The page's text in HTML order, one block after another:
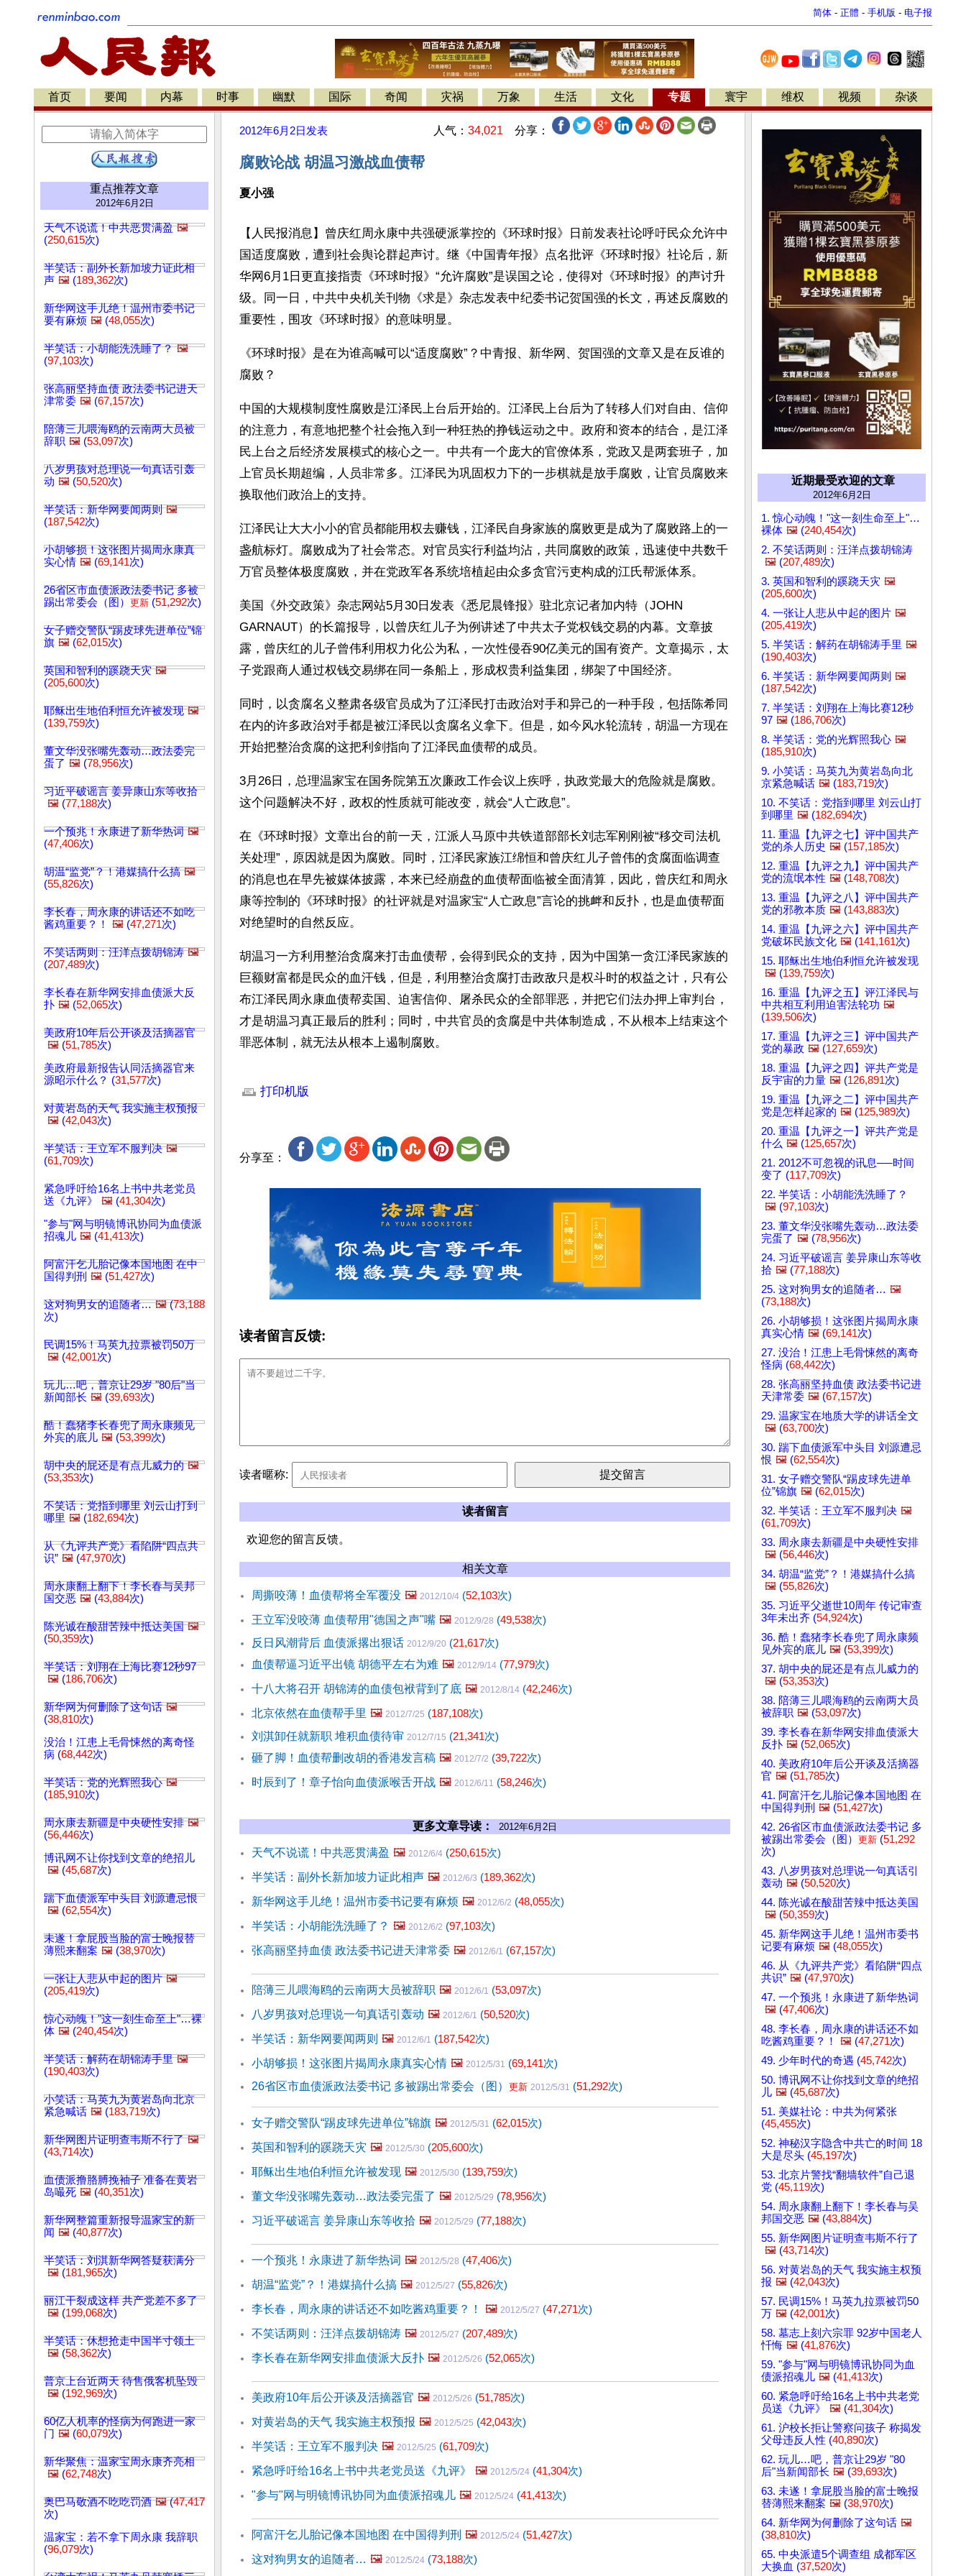
简体 - 正體 - 手机版 - 电子报
首页 要闻 内幕 时事 幽默 国际 奇闻 灾祸 万象 生活 文化 专题 寰宇 维权 视频 杂谈
重点推荐文章
2012年6月2日
天气不说谎！中共恶贯满盈 🖼️
(250,615次)
半笑话：副外长新加坡力证此相
声 🖼️ (189,362次)
新华网这手儿绝！温州市委书记
要有麻烦 🖼️ (48,055次)
半笑话：小胡能洗洗睡了？ 🖼️
(97,103次)
张高丽坚持血债 政法委书记进天
津常委 🖼️ (67,157次)
陪薄三儿喂海鸥的云南两大员被
辞职 🖼️ (53,097次)
八岁男孩对总理说一句真话引轰
动 🖼️ (50,520次)
半笑话：新华网要闻两则 🖼️
(187,542次)
小胡够损！这张图片揭周永康真
实心情 🖼️ (69,141次)
26省区市血债派政法委书记 多被
踢出常委会（图） 更新 (51,292次)
女子赠交警队“踢皮球先进单位”锦
旗 🖼️ (62,015次)
英国和智利的蹊跷天灾 🖼️
(205,600次)
耶稣出生地伯利恒允许被发现 🖼️
(139,759次)
董文华没张嘴先轰动…政法委完
蛋了 🖼️ (78,956次)
习近平破谣言 姜异康山东等收拾
🖼️ (77,188次)
一个预兆！永康进了新华热词 🖼️
(47,406次)
胡温“监党”？！港媒搞什么搞 🖼️
(55,826次)
李长春，周永康的讲话还不如吃
酱鸡重要？！
🖼️ (47,271次)
不笑话两则：汪洋点拨胡锦涛 🖼️
(207,489次)
李长春在新华网安排血债派大反
扑 🖼️ (52,065次)
美政府10年后公开谈及活摘器官
🖼️ (51,785次)
美政府最新报告认同活摘器官来
源昭示什么？ (31,577次)
对黄岩岛的天气 我实施主权预报
🖼️ (42,043次)
半笑话：王立军不服判决 🖼️
(61,709次)
紧急呼吁给16名上书中共老党员
送《九评》
🖼️ (41,304次)
"参与"网与明镜博讯协同为血债派
招魂儿 🖼️ (41,413次)
阿富汗乞儿胎记像本国地图 在中
国得判刑 🖼️ (51,427次)
这对狗男女的追随者… 🖼️(73,188
次)
民调15%！马英九拉票被罚50万
🖼️ (42,001次)
玩儿…吧，普京让29岁 "80后"当
新闻部长 🖼️ (39,693次)
酷！蠢猪李长春兜了周永康频见
外宾的底儿 🖼️ (53,399次)
胡中央的屁还是有点儿威力的 🖼️
(53,353次)
不笑话：党指到哪里 刘云山打到
哪里 🖼️ (182,694次)
从《九评共产党》看陷阱“四点共
识” 🖼️ (47,970次)
周永康翻上翻下！李长春与吴邦
国交恶 🖼️ (43,884次)
陈光诚在酸甜苦辣中抵达美国 🖼️
(50,359次)
半笑话：刘翔在上海比赛12秒97
🖼️ (186,706次)
新华网为何删除了这句话 🖼️
(38,810次)
没治！江患上毛骨悚然的离奇怪
病 (68,442次)
半笑话：党的光辉照我心 🖼️
(185,910次)
周永康去新疆是中央硬性安排 🖼️
(56,446次)
博讯网不让你找到文章的绝招儿
🖼️ (45,687次)
踹下血债派军中头目 刘源遭忌恨
🖼️ (62,554次)
未遂！拿屁股当脸的富士晚报替
薄熙来翻案 🖼️ (38,970次)
一张让人悲从中起的图片 🖼️
(205,419次)
惊心动魄！"这一刻生命至上"…裸
体 🖼️ (240,454次)
半笑话：解药在胡锦涛手里 🖼️
(190,403次)
小笑话：马英九为黄岩岛向北京
紧急喊话 🖼️ (183,719次)
新华网图片证明查韦斯不行了 🖼️
(43,714次)
血债派撸胳膊挽袖子 准备在黄岩
岛嘬死 🖼️ (40,351次)
新华网整篇重新报导温家宝的新
闻 🖼️ (40,877次)
半笑话：刘淇新华网答疑获满分
🖼️ (181,965次)
丽江干裂成这样 共产党差不多了
🖼️ (199,068次)
半笑话：休想抢走中国半寸领土
🖼️ (58,362次)
普京上台近两天 待售俄客机坠毁
🖼️ (192,969次)
60亿人机率的怪病为何跑进一家
门 🖼️ (60,079次)
新华聚焦：温家宝周永康齐亮相
🖼️ (62,748次)
奥巴马敬酒不吃吃罚酒 🖼️(47,417
次)
温家宝：若不拿下周永康 我辞职
(96,079次)
2012年6月2日 发表 人气： 34,021 分享：
腐败论战 胡温习激战血债帮
夏小强
【人民报消息】曾庆红周永康中共强硬派掌控的《环球时报》日前发表社论呼吁民众允许中
国适度腐败，遭到社会舆论群起声讨。继《中国青年报》点名批评《环球时报》社论后，新
华网6月1日更直接指责《环球时报》“允许腐败”是误国之论，使得对《环球时报》的声讨升
级。同一日，中共中央机关刊物《求是》杂志发表中纪委书记贺国强的长文，再述反腐败的
重要性，围攻《环球时报》的意味明显。
《环球时报》是在为谁高喊可以“适度腐败”？中青报、新华网、贺国强的文章又是在反谁的
腐败？
中国的大规模制度性腐败是江泽民上台后开始的。江泽民上台后为了转移人们对自由、信仰
的注意力，有意地把整个社会拖入到一种狂热的挣钱运动之中。政府和资本的结合，是江泽
民上台之后经济发展模式的核心之一。中共有一个庞大的官僚体系，党政又是两套班子，加
上官员长期超编，人员非常多。江泽民为巩固权力下的一步棋就是放手腐败，让官员腐败来
换取他们政治上的支持。
江泽民让大大小小的官员都能用权去赚钱，江泽民自身家族的腐败更是成为了腐败路上的一
盏航标灯。腐败成为了社会常态。对官员实行利益均沾，共同腐败的政策，迅速使中共数千
万官员整体极度腐败，并在党政军各系统培植起由众多贪官污吏构成的江氏帮派体系。
美国《外交政策》杂志网站5月30日发表《悉尼晨锋报》驻北京记者加内特（JOHN
GARNAUT）的长篇报导，以曾庆红儿子为例讲述了中共太子党权钱交易的内幕。文章披
露，曾庆红的儿子曾伟利用权力化公为私，一次性侵吞90亿美元的国有资产。文章揭示，太
子党跟商人通过权钱交易绑在同一条船上，形成权贵利益集团，绑架了中国经济。
同时，以贪腐名义整肃各级官员成为了江泽民打击政治对手和异己的一种手段，包括陈希同
在内的许多政治对手都是被江泽民以贪腐名义拿下。但是，如今风水轮流转，胡温一方现在
开始把整治贪腐的这把利剑指向了江泽民血债帮的成员。
3月26日，总理温家宝在国务院第五次廉政工作会议上疾呼，执政党最大的危险就是腐败。
这个问题解决不好，政权的性质就可能改变，就会“人亡政息”。
在《环球时报》文章出台的前一天，江派人马原中共铁道部部长刘志军刚刚被“移交司法机
关处理”，原因就是因为腐败。同时，江泽民家族江绵恒和曾庆红儿子曾伟的贪腐面临调查
的消息也在早先被媒体披露，本来已经崩盘的血债帮面临被全面清算，因此，曾庆红和周永
康等控制的《环球时报》的社评就是对温家宝“人亡政息”言论的挑衅和反扑，也是血债帮面
对绝望时的自然反应。
胡温习一方利用整治贪腐来打击血债帮，会得到民众的支持，因为中国第一贪江泽民家族的
巨额财富都是民众的血汗钱，但是，利用整治贪腐打击政敌只是权斗时的权益之计，只有公
布江泽民周永康血债帮卖国、迫害信仰、屠杀民众的全部罪恶，并把它们法办押上审判台，
才是胡温习真正最后的胜利；同时，中共官员的贪腐是中共体制造成，不从根本上结束这个
罪恶体制，就无法从根本上遏制腐败。
打印机版
分享至：
读者留言反馈:
读者暱称:
读者留言
欢迎您的留言反馈。
相关文章
周撕咬薄！血债帮将全军覆没 🖼️ 2012/10/4 (52,103次)
王立军没咬薄 血债帮用"德国之声"嘴 🖼️ 2012/9/28 (49,538次)
反日风潮背后 血债派撂出狠话 2012/9/20 (21,617次)
血债帮逼习近平出镜 胡德平左右为难 🖼️ 2012/9/14 (77,979次)
十八大将召开 胡锦涛的血债包袱背到了底 🖼️ 2012/8/14 (42,246次)
北京依然在血债帮手里 🖼️ 2012/7/25 (187,108次)
刘淇卸任就新职 堆积血债待审 2012/7/15 (21,341次)
砸了脚！血债帮删改胡的香港发言稿 🖼️ 2012/7/2 (39,722次)
时辰到了！章子怡向血债派喉舌开战 🖼️ 2012/6/11 (58,246次)
更多文章导读： 2012年6月2日
天气不说谎！中共恶贯满盈 🖼️ 2012/6/4 (250,615次)
半笑话：副外长新加坡力证此相声 🖼️ 2012/6/3 (189,362次)
新华网这手儿绝！温州市委书记要有麻烦 🖼️ 2012/6/2 (48,055次)
半笑话：小胡能洗洗睡了？ 🖼️ 2012/6/2 (97,103次)
张高丽坚持血债 政法委书记进天津常委 🖼️ 2012/6/1 (67,157次)
陪薄三儿喂海鸥的云南两大员被辞职 🖼️ 2012/6/1 (53,097次)
八岁男孩对总理说一句真话引轰动 🖼️ 2012/6/1 (50,520次)
半笑话：新华网要闻两则 🖼️ 2012/6/1 (187,542次)
小胡够损！这张图片揭周永康真实心情 🖼️ 2012/5/31 (69,141次)
26省区市血债派政法委书记 多被踢出常委会（图） 更新 2012/5/31 (51,292次)
女子赠交警队“踢皮球先进单位”锦旗 🖼️ 2012/5/31 (62,015次)
英国和智利的蹊跷天灾 🖼️ 2012/5/30 (205,600次)
耶稣出生地伯利恒允许被发现 🖼️ 2012/5/30 (139,759次)
董文华没张嘴先轰动…政法委完蛋了 🖼️ 2012/5/29 (78,956次)
习近平破谣言 姜异康山东等收拾 🖼️ 2012/5/29 (77,188次)
一个预兆！永康进了新华热词 🖼️ 2012/5/28 (47,406次)
胡温“监党”？！港媒搞什么搞 🖼️ 2012/5/27 (55,826次)
李长春，周永康的讲话还不如吃酱鸡重要？！
🖼️ 2012/5/27 (47,271次)
不笑话两则：汪洋点拨胡锦涛 🖼️ 2012/5/27 (207,489次)
李长春在新华网安排血债派大反扑 🖼️ 2012/5/26 (52,065次)
美政府10年后公开谈及活摘器官 🖼️ 2012/5/26 (51,785次)
对黄岩岛的天气 我实施主权预报 🖼️ 2012/5/25 (42,043次)
半笑话：王立军不服判决 🖼️ 2012/5/25 (61,709次)
紧急呼吁给16名上书中共老党员送《九评》
🖼️ 2012/5/24 (41,304次)
"参与"网与明镜博讯协同为血债派招魂儿 🖼️ 2012/5/24 (41,413次)
阿富汗乞儿胎记像本国地图 在中国得判刑 🖼️ 2012/5/24 (51,427次)
这对狗男女的追随者… 🖼️ 2012/5/24 (73,188次)
近期最受欢迎的文章
2012年6月2日
1. 惊心动魄！"这一刻生命至上"…
裸体 🖼️ (240,454次)
2. 不笑话两则：汪洋点拨胡锦涛
🖼️ (207,489次)
3. 英国和智利的蹊跷天灾 🖼️
(205,600次)
4. 一张让人悲从中起的图片 🖼️
(205,419次)
5. 半笑话：解药在胡锦涛手里 🖼️
(190,403次)
6. 半笑话：新华网要闻两则 🖼️
(187,542次)
7. 半笑话：刘翔在上海比赛12秒
97 🖼️ (186,706次)
8. 半笑话：党的光辉照我心 🖼️
(185,910次)
9. 小笑话：马英九为黄岩岛向北
京紧急喊话 🖼️ (183,719次)
10. 不笑话：党指到哪里 刘云山打
到哪里 🖼️ (182,694次)
11. 重温【九评之七】评中国共产
党的杀人历史 🖼️ (157,185次)
12. 重温【九评之九】评中国共产
党的流氓本性 🖼️ (148,708次)
13. 重温【九评之八】评中国共产
党的邪教本质 🖼️ (143,883次)
14. 重温【九评之六】评中国共产
党破坏民族文化 🖼️ (141,161次)
15. 耶稣出生地伯利恒允许被发现
🖼️ (139,759次)
16. 重温【九评之五】评江泽民与
中共相互利用迫害法轮功 🖼️
(139,506次)
17. 重温【九评之三】评中国共产
党的暴政 🖼️ (127,659次)
18. 重温【九评之四】评共产党是
反宇宙的力量 🖼️ (126,891次)
19. 重温【九评之二】评中国共产
党是怎样起家的 🖼️ (125,989次)
20. 重温【九评之一】评共产党是
什么 🖼️ (125,657次)
21. 2012不可忽视的讯息──时间
变了 (117,709次)
22. 半笑话：小胡能洗洗睡了？
🖼️ (97,103次)
23. 董文华没张嘴先轰动…政法委
完蛋了 🖼️ (78,956次)
24. 习近平破谣言 姜异康山东等收
拾 🖼️ (77,188次)
25. 这对狗男女的追随者… 🖼️
(73,188次)
26. 小胡够损！这张图片揭周永康
真实心情 🖼️ (69,141次)
27. 没治！江患上毛骨悚然的离奇
怪病 (68,442次)
28. 张高丽坚持血债 政法委书记进
天津常委 🖼️ (67,157次)
29. 温家宝在地质大学的讲话全文
🖼️ (63,700次)
30. 踹下血债派军中头目 刘源遭忌
恨 🖼️ (62,554次)
31. 女子赠交警队“踢皮球先进单
位”锦旗 🖼️ (62,015次)
32. 半笑话：王立军不服判决 🖼️
(61,709次)
33. 周永康去新疆是中央硬性安排
🖼️ (56,446次)
34. 胡温“监党”？！港媒搞什么搞
🖼️ (55,826次)
35. 习近平父逝世10周年 传记审查
3年未出齐 (54,924次)
36. 酷！蠢猪李长春兜了周永康频
见外宾的底儿 🖼️ (53,399次)
37. 胡中央的屁还是有点儿威力的
🖼️ (53,353次)
38. 陪薄三儿喂海鸥的云南两大员
被辞职 🖼️ (53,097次)
39. 李长春在新华网安排血债派大
反扑 🖼️ (52,065次)
40. 美政府10年后公开谈及活摘器
官 🖼️ (51,785次)
41. 阿富汗乞儿胎记像本国地图 在
中国得判刑 🖼️ (51,427次)
42. 26省区市血债派政法委书记 多
被踢出常委会（图） 更新 (51,292
次)
43. 八岁男孩对总理说一句真话引
轰动 🖼️ (50,520次)
44. 陈光诚在酸甜苦辣中抵达美国
🖼️ (50,359次)
45. 新华网这手儿绝！温州市委书
记要有麻烦 🖼️ (48,055次)
46. 从《九评共产党》看陷阱“四点
共识” 🖼️ (47,970次)
47. 一个预兆！永康进了新华热词
🖼️ (47,406次)
48. 李长春，周永康的讲话还不如
吃酱鸡重要？！
🖼️ (47,271次)
49. 少年时代的奇遇 (45,742次)
50. 博讯网不让你找到文章的绝招
儿 🖼️ (45,687次)
51. 美媒社论：中共为何紧张
(45,455次)
52. 神秘汉字隐含中共亡的时间 18
大是尽头 (45,197次)
53. 北京片警找“翻墙软件”自己退
党 (45,119次)
54. 周永康翻上翻下！李长春与吴
邦国交恶 🖼️ (43,884次)
55. 新华网图片证明查韦斯不行了
🖼️ (43,714次)
56. 对黄岩岛的天气 我实施主权预
报 🖼️ (42,043次)
57. 民调15%！马英九拉票被罚50
万 🖼️ (42,001次)
58. 墓志上刻六宗罪 92岁中国老人
忏悔 🖼️ (41,876次)
59. "参与"网与明镜博讯协同为血
债派招魂儿 🖼️ (41,413次)
60. 紧急呼吁给16名上书中共老党
员送《九评》
🖼️ (41,304次)
61. 沪校长拒让警察问孩子 称揭发
父母违反人性 (40,890次)
62. 玩儿…吧，普京让29岁 "80
后"当新闻部长 🖼️ (39,693次)
63. 未遂！拿屁股当脸的富士晚报
替薄熙来翻案 🖼️ (38,970次)
64. 新华网为何删除了这句话 🖼️
(38,810次)
65. 中央派遣5个调查组 成都军区
大换血 (37,520次)